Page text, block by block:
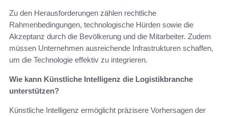
Zu den Herausforderungen zählen rechtliche
Rahmenbedingungen, technologische Hürden sowie die
Akzeptanz durch die Bevölkerung und die Mitarbeiter. Zudem
müssen Unternehmen ausreichende Infrastrukturen schaffen,
um die Technologie effektiv zu integrieren.
Wie kann Künstliche Intelligenz die Logistikbranche
unterstützen?
Künstliche Intelligenz ermöglicht präzisere Vorhersagen der